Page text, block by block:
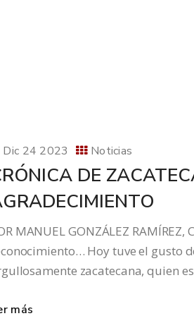
Dic 24 2023 Noticias
DE
MANUEL GONZÁLEZ
Hoy tuve el gusto
zacatecana, quien
más